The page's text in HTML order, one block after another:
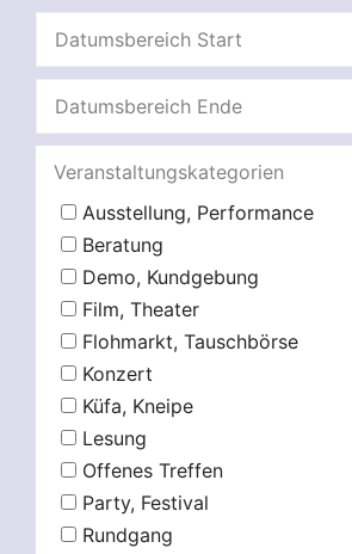
Veranstaltungskategorien
Ausstellung, Performance
Beratung
Demo, Kundgebung
Film, Theater
Flohmarkt, Tauschbörse
Konzert
Küfa, Kneipe
Lesung
Offenes Treffen
Party, Festival
Rundgang